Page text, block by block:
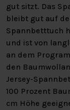
gut sitzt. Das
bleibt gut auf
Spannbetttuch
und ist von
an dem
den
Jersey-
100 Prozent
cm Höhe